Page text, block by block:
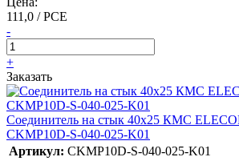
111,0 / PCE
-
+
Заказать
Соединитель на стык 40х25 КМС
CKMP10D-S-040-025-K01
Артикул: CKMP10D-S-040-025-K01